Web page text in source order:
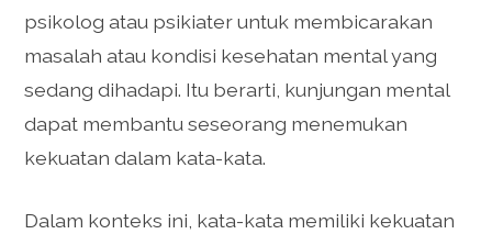
psikolog atau psikiater untuk membicarakan
masalah atau kondisi kesehatan mental yang
sedang dihadapi. Itu berarti, kunjungan mental
dapat membantu seseorang menemukan
kekuatan dalam kata-kata.
Dalam konteks ini, kata-kata memiliki kekuatan